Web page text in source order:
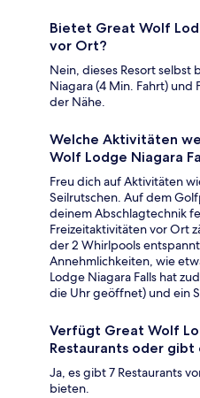
Bietet Great Wolf
vor Ort?
Nein, dieses Resort selbst
Niagara (4 Min. Fahrt) und
der Nähe.
Welche Aktivitäten
Wolf Lodge Niagara
Freu dich auf Aktivitäten
Seilrutschen. Auf dem
deinem Abschlagtechnik
Freizeitaktivitäten vor Ort
der 2 Whirlpools
Annehmlichkeiten, wie
Lodge Niagara Falls hat
die Uhr geöffnet) und ein
Verfügt Great Wolf
Restaurants oder gibt
Ja, es gibt 7 Restaurants
bieten.